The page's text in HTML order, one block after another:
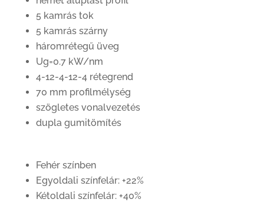
5 kamrás tok
5 kamrás szárny
háromrétegű üveg
Ug=0.7 kW/nm
4-12-4-12-4 rétegrend
70 mm profilmélység
szögletes vonalvezetés
dupla gumitömítés
Fehér színben
Egyoldali színfelár: +22%
Kétoldali színfelár: +40%